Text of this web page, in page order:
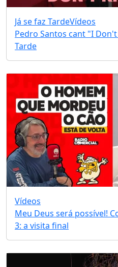
Já se faz TardeVídeos
Pedro Santos cant "I Don't
Tarde
Vídeos
Meu Deus será possível!
3: a visita final